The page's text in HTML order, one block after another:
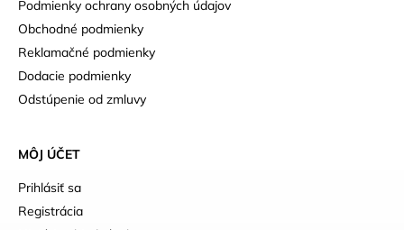
Podmienky ochrany osobných údajov
Obchodné podmienky
Reklamačné podmienky
Dodacie podmienky
Odstúpenie od zmluvy
MÔJ ÚČET
Prihlásiť sa
Registrácia